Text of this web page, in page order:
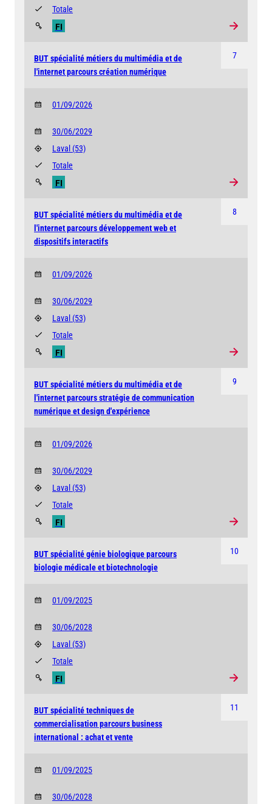
FI
Totale
7
BUT spécialité métiers du multimédia et de
l'internet parcours création numérique
01/09/2026
30/06/2029
Laval (53)
FI
Totale
8
BUT spécialité métiers du multimédia et de
l'internet parcours développement web et
dispositifs interactifs
01/09/2026
30/06/2029
Laval (53)
FI
Totale
9
BUT spécialité métiers du multimédia et de
l'internet parcours stratégie de communication
numérique et design d'expérience
01/09/2026
30/06/2029
Laval (53)
FI
Totale
10
BUT spécialité génie biologique parcours
biologie médicale et biotechnologie
01/09/2025
30/06/2028
Laval (53)
FI
Totale
11
BUT spécialité techniques de
commercialisation parcours business
international : achat et vente
01/09/2025
30/06/2028